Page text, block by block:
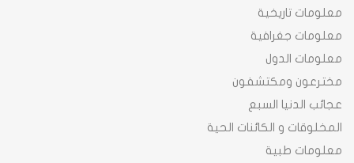
معلومات تاريخية
معلومات جغرافية
معلومات الدول
مخترعون ومكتشفون
عجائب الدنيا السبع
المخلوقات و الكائنات الحية
معلومات طبية